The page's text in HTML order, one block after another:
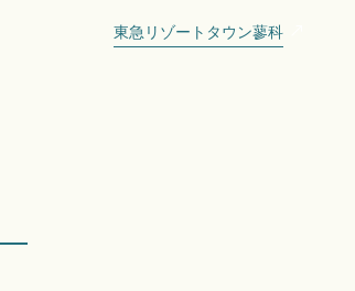
東急リゾートタウン蓼科